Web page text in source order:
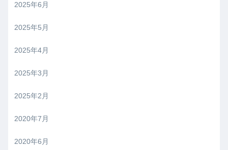
2025年6月
2025年5月
2025年4月
2025年3月
2025年2月
2020年7月
2020年6月